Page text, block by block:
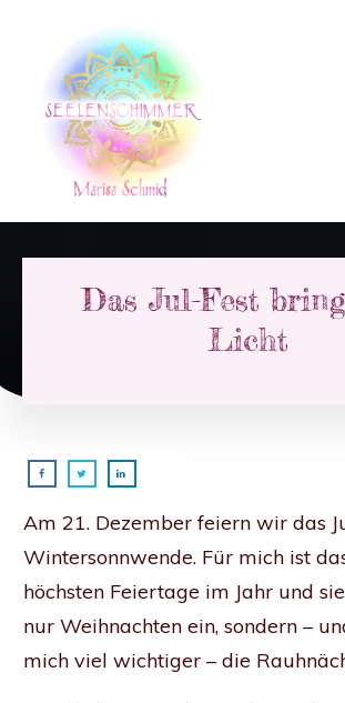
Das Jul-Fest
Licht
Am 21. Dezember feiern wir das
Wintersonnwende. Für mich ist
höchsten Feiertage im Jahr und
nur Weihnachten ein, sondern –
mich viel wichtiger – die